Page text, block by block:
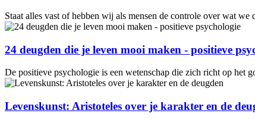
Staat alles vast of hebben wij als mensen de controle over wat
24 deugden die je leven mooi maken - positieve
De positieve psychologie is een wetenschap die zich richt op het
Levenskunst: Aristoteles over je karakter en de